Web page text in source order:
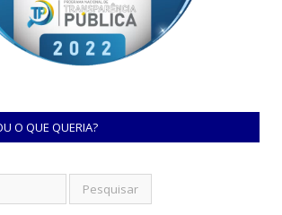
O QUE QUERIA?